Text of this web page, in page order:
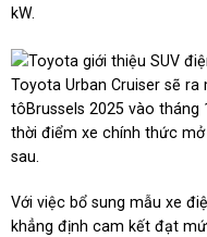
kW.
Toyota Urban Cruiser sẽ
tôBrussels 2025 vào
thời điểm xe chính thức
sau.
Với việc bổ sung mẫu xe
khẳng định cam kết đạt